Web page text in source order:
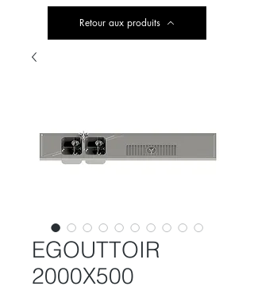
Retour aux produits
EGOUTTOIR
2000X500